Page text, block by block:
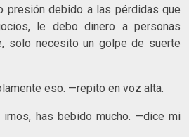
presión debido a las pérdidas que
le debo dinero a personas
solo necesito un golpe de suerte
eso. —repito en voz alta.
has bebido mucho. —dice mi